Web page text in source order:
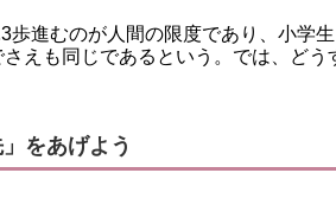
歩進むのが人間の限度であり、小学
えも同じであるという。では、どう
をあげよう